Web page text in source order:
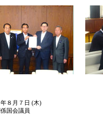
８月７日 (木)
国会議員